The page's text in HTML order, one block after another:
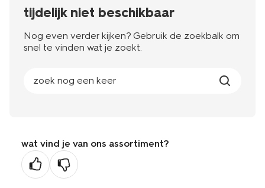
tijdelijk niet beschikbaar
Nog even verder kijken? Gebruik de zoekbalk om
snel te vinden wat je zoekt.
zoek nog een keer
wat vind je van ons assortiment?